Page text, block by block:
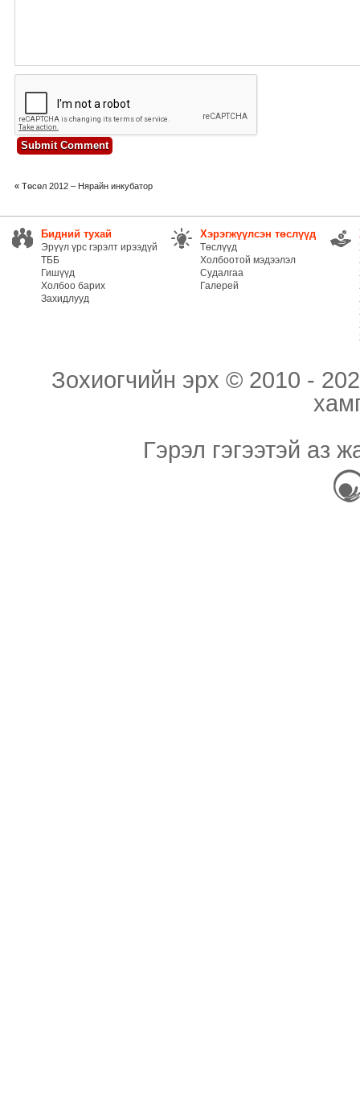
« Төсөл 2012 – Нярайн инкубатор
Бидний тухай
Эрүүл үрс гэрэлт ирээдүй
ТББ
Гишүүд
Холбоо барих
Захидлууд
Хэрэгжүүлсэн төслүүд
Төслүүд
Холбоотой мэдээлэл
Судалгаа
Галерей
Зохиогчийн эрх © 2010 -
Гэрэл гэгээтэй аз